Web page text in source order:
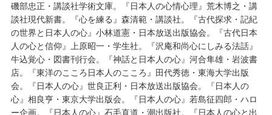
磯部忠正・講談社学術文庫。『日本人の心情心理』荒木博之・講
談社現代新書。『心を練る』森清範・講談社。『古代探求・記紀
の世界と日本人の心』小林道憲・日本放送出版協会。『古代日本
人の心と信仰』上原昭一・学生社。『沢庵和尚心にしみる法話』
牛込覚心・図書刊行会。『神話と日本人の心』河合隼雄・岩波書
店。『東洋のこころ日本人のこころ』田代秀徳・東海大学出版
会。『日本人の心』世良正利・日本放送出版協会。『日本人の
心』相良亨・東京大学出版会。『日本人の心』若島征四郎・ハロ
ー企画。『日本人の心』石毛直道・潮出版社。『日本人の心と出